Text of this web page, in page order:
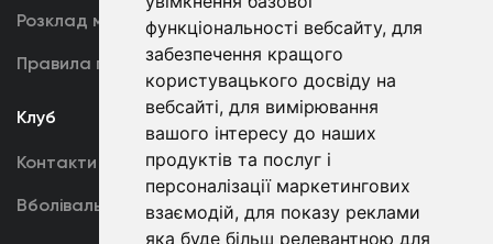
функціональності вебсайту, для
забезпечення кращого
користувацького досвіду на
вебсайті, для вимірювання
вашого інтересу до наших
продуктів та послуг і
персоналізації маркетингових
взаємодій, для показу реклами
яка буде більш релевантною для
Розклад матчів
Правила поведінки
Перша команда
U19
Клуб
Контакти
Вболівальникам